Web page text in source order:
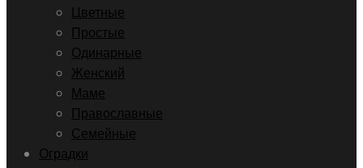
Цветные
Простые
Одинарные
Женский
Маме
Православные
Семейные
Оградки